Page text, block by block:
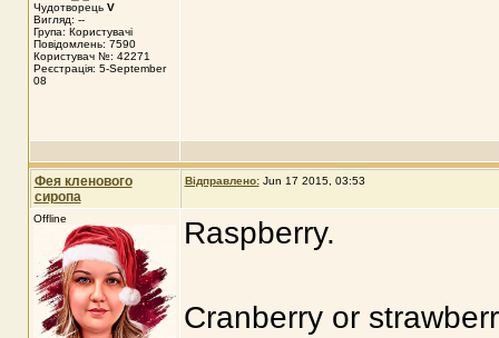
Чудотворець V
Вигляд: --
Група: Користувачі
Повідомлень: 7590
Користувач №: 42271
Реєстрація: 5-September
08
Фея кленового
сиропа
Відправлено: Jun 17 2015, 03:53
Offline Raspberry.
Cranberry or